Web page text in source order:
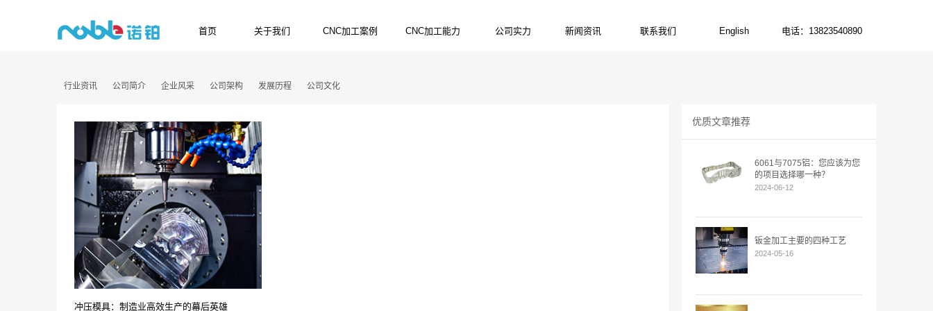
首页 关于我们 CNC加工案例 CNC加工能力 公司实力 新闻资讯 联系我们 English 电话：13823540890
行业资讯 公司简介 企业风采 公司架构 发展历程 公司文化
冲压模具：制造业高效生产的幕后英雄
优质文章推荐
6061与7075铝：您应该为您
的项目选择哪一种？
2024-06-12
钣金加工主要的四种工艺
2024-05-16